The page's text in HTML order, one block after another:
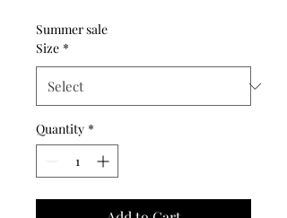
Summer sale
Size *
Quantity *